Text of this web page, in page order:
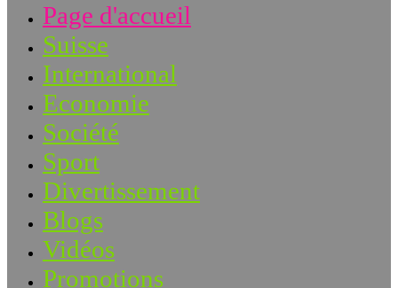
Page d'accueil
Suisse
International
Economie
Société
Sport
Divertissement
Blogs
Vidéos
Promotions